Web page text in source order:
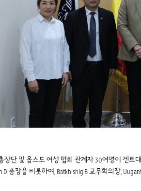
장단 및 옵스도 여성 협회 관계자 30여명이 겐
총장을 비롯하여, Batkhishig.B 교무회의장,